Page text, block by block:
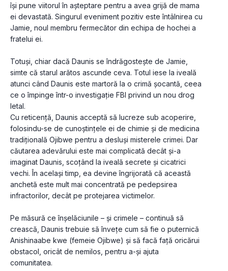
își pune viitorul în așteptare pentru a avea grijă de mama
ei devastată. Singurul eveniment pozitiv este întâlnirea cu
Jamie, noul membru fermecător din echipa de hochei a
fratelui ei.
Totuși, chiar dacă Daunis se îndrăgostește de Jamie,
simte că starul arătos ascunde ceva. Totul iese la iveală
atunci când Daunis este martoră la o crimă șocantă, ceea
ce o împinge într-o investigație FBI privind un nou drog
letal.
Cu reticență, Daunis acceptă să lucreze sub acoperire,
folosindu-se de cunoștințele ei de chimie și de medicina
tradițională Ojibwe pentru a desluși misterele crimei. Dar
căutarea adevărului este mai complicată decât și-a
imaginat Daunis, scoțând la iveală secrete și cicatrici
vechi. În același timp, ea devine îngrijorată că această
anchetă este mult mai concentrată pe pedepsirea
infractorilor, decât pe protejarea victimelor.
Pe măsură ce înșelăciunile – și crimele – continuă să
crească, Daunis trebuie să învețe cum să fie o puternică
Anishinaabe kwe (femeie Ojibwe) și să facă față oricărui
obstacol, oricât de nemilos, pentru a-și ajuta
comunitatea.